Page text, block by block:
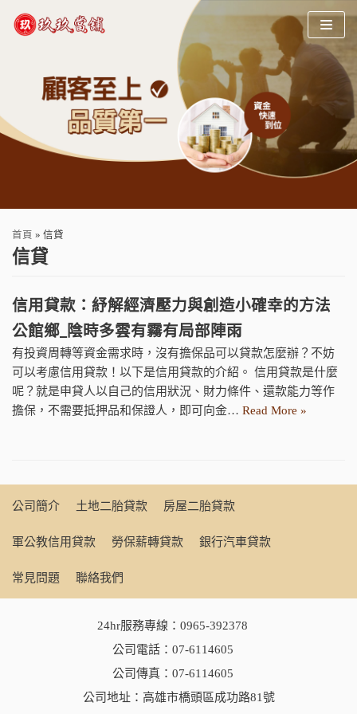
content
首頁 » 信貸
信貸
信用貸款：紓解經濟壓力與創造小確幸的方法
公館鄉_陰時多雲有霧有局部陣雨
有投資周轉等資金需求時，沒有擔保品可以貸款怎麼辦？不妨
可以考慮信用貸款！以下是信用貸款的介紹。 信用貸款是什麼
呢？就是申貸人以自己的信用狀況、財力條件、還款能力等作
擔保，不需要抵押品和保證人，即可向金… Read More »
公司簡介 土地二胎貸款 房屋二胎貸款
軍公教信用貸款 勞保薪轉貸款 銀行汽車貸款
常見問題 聯絡我們
24hr服務專線： 0965-392378
公司電話： 07-6114605
公司傳真：07-6114605
公司地址：高雄市橋頭區成功路81號